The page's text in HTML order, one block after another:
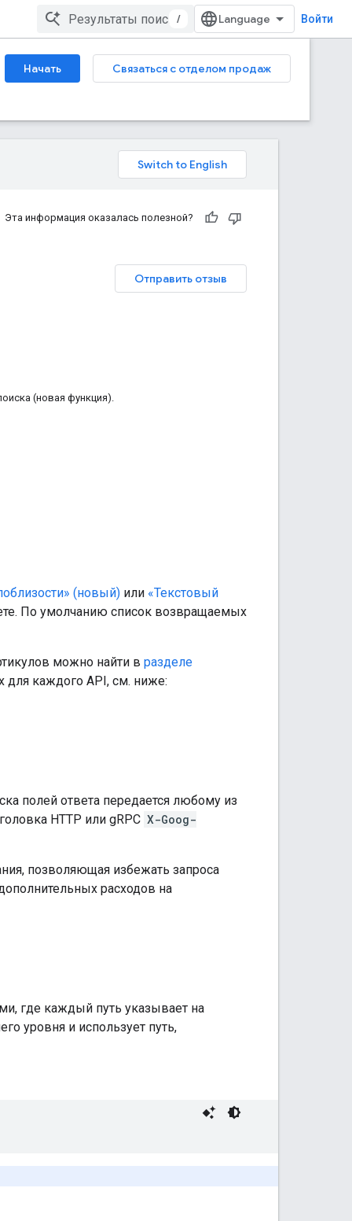
/ Войти
Начать Связаться с отделом продаж
Эта информация оказалась полезной?
Отправить отзыв
(новая функция).
(новый) или «Текстовый
По умолчанию список возвращаемых
можно найти в разделе
каждого API, см. ниже:
полей ответа передается любому из
HTTP или gRPC X-Goog-
позволяющая избежать запроса
расходов на
где каждый путь указывает на
уровня и использует путь,